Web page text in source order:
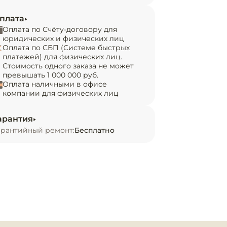
Оплата по Счёту-договору для
юридических и физических лиц
Оплата по СБП (Системе быстрых
платежей) для физических лиц.
Стоимость одного заказа не может
превышать 1 000 000 руб.
Оплата наличными в офисе
компании для физических лиц
ремонт:Бесплатно